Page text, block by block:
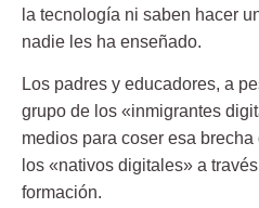
la tecnología ni saben hacer
nadie les ha enseñado.
Los padres y educadores, a
grupo de los «inmigrantes
medios para coser esa
los «nativos digitales» a
formación.